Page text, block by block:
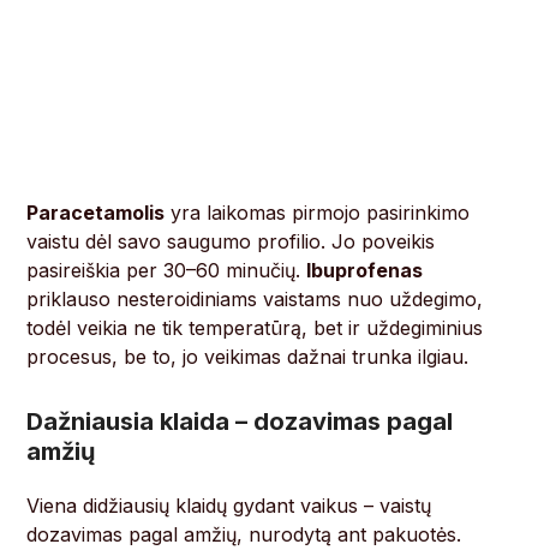
Paracetamolis yra laikomas pirmojo pasirinkimo
vaistu dėl savo saugumo profilio. Jo poveikis
pasireiškia per 30–60 minučių. Ibuprofenas
priklauso nesteroidiniams vaistams nuo uždegimo,
todėl veikia ne tik temperatūrą, bet ir uždegiminius
procesus, be to, jo veikimas dažnai trunka ilgiau.
Dažniausia klaida – dozavimas pagal
amžių
Viena didžiausių klaidų gydant vaikus – vaistų
dozavimas pagal amžių, nurodytą ant pakuotės.